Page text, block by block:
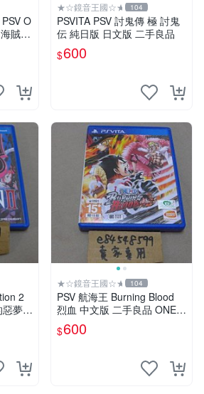
O
賊無
★☆鏡音王國☆★ 104
PSVITA PSV 討鬼傳 極 討鬼
伝 純日版 日文版 二手良品
$600
2
惡夢
純
★☆鏡音王國☆★ 104
PSV 航海王 Burning Blood
烈血 中文版 二手良品 ONE P
IECE
$600